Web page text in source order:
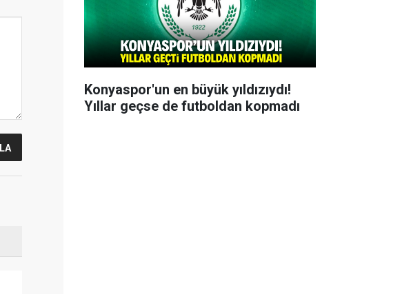
Konyaspor'un en büyük yıldızıydı!
Yıllar geçse de futboldan kopmadı